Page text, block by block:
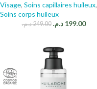
Visage, Soins capillaires huileux,
Soins corps huileux
249.00د.م. 199.00 د.م.